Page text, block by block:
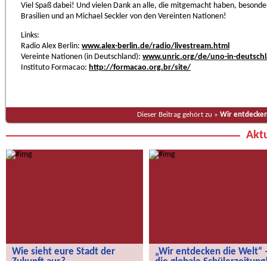
Viel Spaß dabei! Und vielen Dank an alle, die mitgemacht haben,
Brasilien und an Michael Seckler von den Vereinten Nationen!
Links:
Radio Alex Berlin: www.alex-berlin.de/radio/livestream.html
Vereinte Nationen (in Deutschland): www.unric.org/de/uno-in-
Instituto Formacao: http://formacao.org.br/site/
Dieser Beitrag gehört zu » Wir
Wie sieht eure Stadt der
„Wir entdecken die Welt“